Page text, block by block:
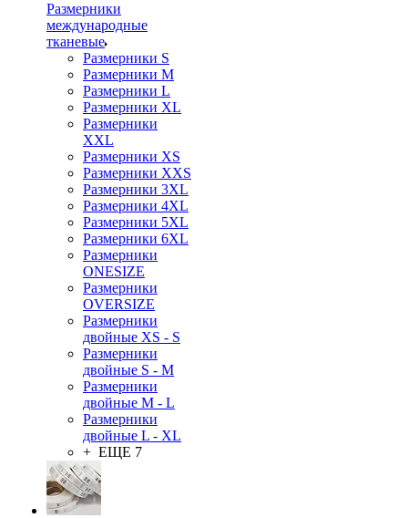
Размерники
международные
тканевые
Размерники S
Размерники M
Размерники L
Размерники XL
Размерники
XXL
Размерники XS
Размерники XXS
Размерники 3XL
Размерники 4XL
Размерники 5XL
Размерники 6XL
Размерники
ONESIZE
Размерники
OVERSIZE
Размерники
двойные XS - S
Размерники
двойные S - M
Размерники
двойные M - L
Размерники
двойные L - XL
+ ЕЩЕ 7